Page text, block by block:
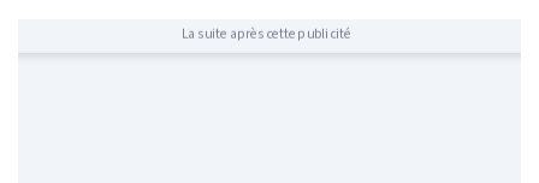
La suite après cette publicité